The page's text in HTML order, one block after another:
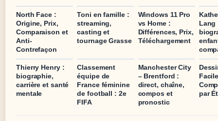
North Face :
Origine, Prix,
Comparaison et
Anti-
Contrefaçon
Toni en famille :
streaming,
casting et
tournage Grasse
Windows 11 Pro
vs Home :
Différences, Prix,
Téléchargement
Lang
Thierry Henry :
biographie,
carrière et santé
mentale
Classement
équipe de
France féminine
de football : 2e
FIFA
Manchester City
– Brentford :
direct, chaîne,
compos et
pronostic
par